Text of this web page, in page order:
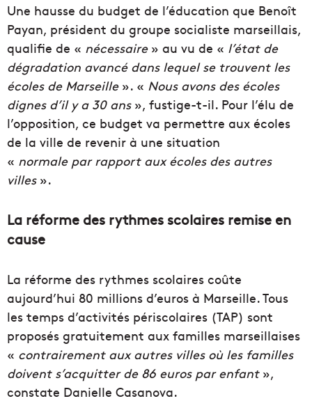
Une hausse du budget de l’éducation que Benoît
Payan, président du groupe socialiste marseillais,
qualifie de « nécessaire» au vu de « l’état de
dégradation avancé dans lequel se trouvent les
écoles de Marseille ». « Nous avons des écoles
dignes d’il y a 30 ans», fustige-t-il. Pour l’élu de
l’opposition, ce budget va permettre aux écoles
de la ville de revenir à une situation
« normale par rapport aux écoles des autres
villes».
La réforme des rythmes scolaires remise en
cause
La réforme des rythmes scolaires coûte
aujourd’hui 80 millions d’euros à Marseille. Tous
les temps d’activités périscolaires (TAP) sont
proposés gratuitement aux familles marseillaises
« contrairement aux autres villes où les familles
doivent s’acquitter de 86 euros par enfant»,
constate Danielle Casanova.